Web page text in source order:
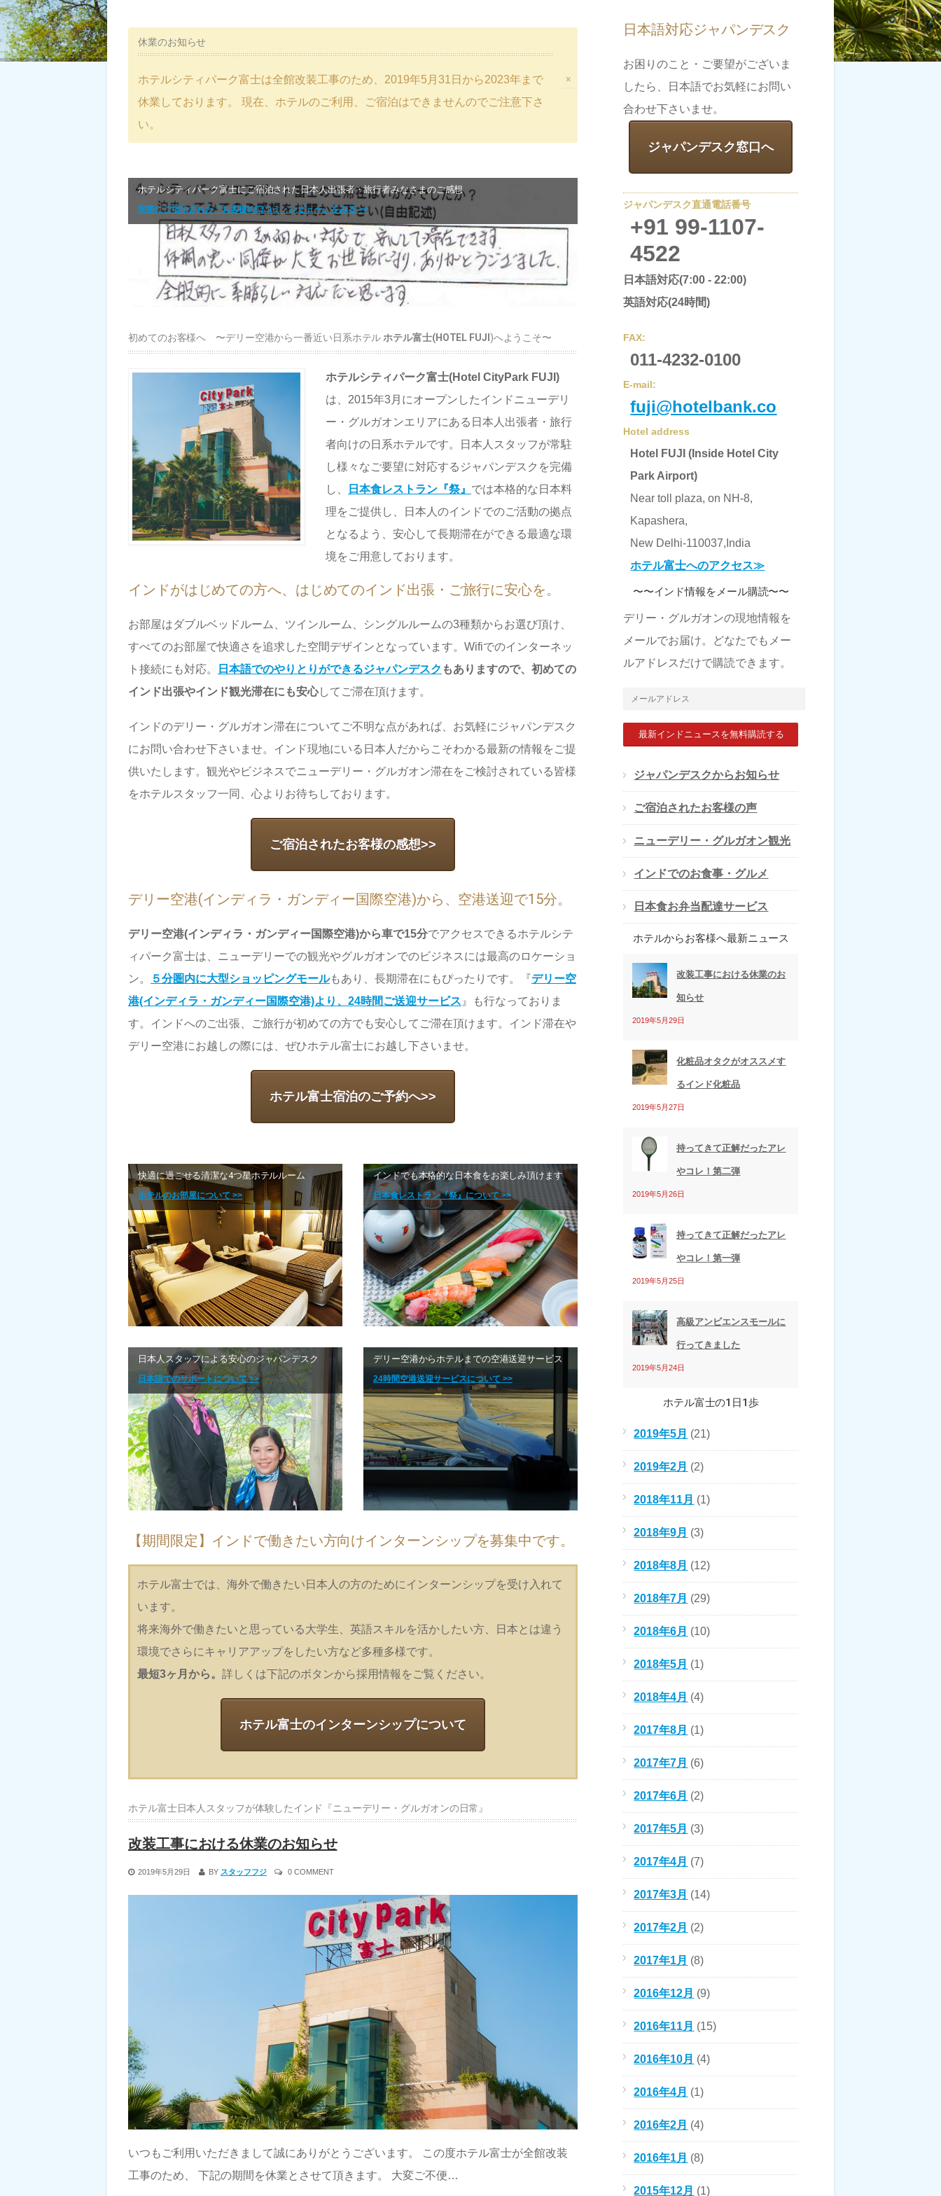
×
休業のお知らせ
ホテルシティパーク富士は全館改装工事のため、2019年5月31日から2023年まで
休業しております。 現在、ホテルのご利用、ご宿泊はできませんのでご注意下さ
い。
ホテルシティパーク富士にご宿泊された日本人出張者・旅行者みなさまのご感想
実際にご宿泊された『お客様の口コミ・レビュー』をみる >>
初めてのお客様へ 〜デリー空港から一番近い日系ホテル ホテル富士(HOTEL FUJI )へようこそ〜
ホテルシティパーク富士(Hotel CityPark FUJI)
は、2015年3月にオープンしたインドニューデリ
ー・グルガオンエリアにある日本人出張者・旅行
者向けの日系ホテルです。日本人スタッフが常駐
し様々なご要望に対応するジャパンデスクを完備
し、
日本食レストラン『祭』 では本格的な日本料
理をご提供し、日本人のインドでのご活動の拠点
となるよう、安心して長期滞在ができる最適な環
境をご用意しております。
インドがはじめての方へ、はじめてのインド出張・ご旅行に安心を。
お部屋はダブルベッドルーム、ツインルーム、シングルルームの3種類からお選び頂け、
すべてのお部屋で快適さを追求した空間デザインとなっています。Wifiでのインターネッ
ト接続にも対応。
日本語でのやりとりができるジャパンデスク もありますので、初めての
インド出張やインド観光滞在にも安心してご滞在頂けます。
インドのデリー・グルガオン滞在についてご不明な点があれば、お気軽にジャパンデスク
にお問い合わせ下さいませ。インド現地にいる日本人だからこそわかる最新の情報をご提
供いたします。観光やビジネスでニューデリー・グルガオン滞在をご検討されている皆様
をホテルスタッフ一同、心よりお待ちしております。
ご宿泊されたお客様の感想>>
デリー空港(インディラ・ガンディー国際空港)から、空港送迎で15分。
デリー空港(インディラ・ガンディー国際空港)から車で15分でアクセスできるホテルシテ
ィパーク富士は、ニューデリーでの観光やグルガオンでのビジネスには最高のロケーショ
ン。
５分圏内に大型ショッピングモールもあり、長期滞在にもぴったりです。『デリー空
港(インディラ・ガンディー国際空港)より、24時間ご送迎サービス 』も行なっておりま
す。インドへのご出張、ご旅行が初めての方でも安心してご滞在頂けます。インド滞在や
デリー空港にお越しの際には、ぜひホテル富士にお越し下さいませ。
ホテル富士宿泊のご予約へ>>
快適に過ごせる清潔な4つ星ホテルルーム
ホテルのお部屋について >>
インドでも本格的な日本食をお楽しみ頂けます
日本食レストラン『祭』について >>
日本人スタッフによる安心のジャパンデスク
日本語でのサポートについて >>
デリー空港からホテルまでの空港送迎サービス
24時間空港送迎サービスについて >>
【期間限定】インドで働きたい方向けインターンシップを募集中です。
ホテル富士では、海外で働きたい日本人の方のためにインターンシップを受け入れて
います。
将来海外で働きたいと思っている大学生、英語スキルを活かしたい方、日本とは違う
環境でさらにキャリアアップをしたい方など多種多様です。
最短3ヶ月から。 詳しくは下記のボタンから採用情報をご覧ください。
ホテル富士のインターンシップについて
ホテル富士日本人スタッフが体験したインド『ニューデリー・グルガオンの日常』
改装工事における休業のお知らせ
2019年5月29日 BY スタッフフジ 0 COMMENT
いつもご利用いただきまして誠にありがとうございます。 この度ホテル富士が全館改装
工事のため、 下記の期間を休業とさせて頂きます。 大変ご不便…
日本語対応ジャパンデスク
お困りのこと・ご要望がございま
したら、日本語でお気軽にお問い
合わせ下さいませ。
ジャパンデスク窓口へ
ジャパンデスク直通電話番号
+91 99-1107-
4522
日本語対応(7:00 - 22:00)
英語対応(24時間)
FAX:
011-4232-0100
E-mail:
fuji@hotelbank.co
Hotel address
Hotel FUJI (Inside Hotel City
Park Airport)
Near toll plaza, on NH-8,
Kapashera,
New Delhi-110037,India
ホテル富士へのアクセス≫
〜〜インド情報をメール購読〜〜
デリー・グルガオンの現地情報を
メールでお届け。どなたでもメー
ルアドレスだけで購読できます。
メ
レ
ジャパンデスクからお知らせ
ご宿泊されたお客様の声
ニューデリー・グルガオン観光
インドでのお食事・グルメ
日本食お弁当配達サービス
ホテルからお客様へ最新ニュース
改装工事における休業のお
知らせ
2019年5月29日
化粧品オタクがオススメす
るインド化粧品
2019年5月27日
持ってきて正解だったアレ
やコレ！第二弾
2019年5月26日
持ってきて正解だったアレ
やコレ！第一弾
2019年5月25日
高級アンビエンスモールに
行ってきました
2019年5月24日
ホテル富士の1日1歩
2019年5月 (21)
2019年2月 (2)
2018年11月 (1)
2018年9月 (3)
2018年8月 (12)
2018年7月 (29)
2018年6月 (10)
2018年5月 (1)
2018年4月 (4)
2017年8月 (1)
2017年7月 (6)
2017年6月 (2)
2017年5月 (3)
2017年4月 (7)
2017年3月 (14)
2017年2月 (2)
2017年1月 (8)
2016年12月 (9)
2016年11月 (15)
2016年10月 (4)
2016年4月 (1)
2016年2月 (4)
2016年1月 (8)
2015年12月 (1)